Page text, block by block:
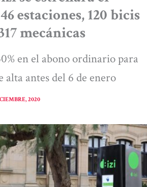
estaciones, 120 bicis
mecánicas
en el abono ordinario para
alta antes del 6 de enero
2020